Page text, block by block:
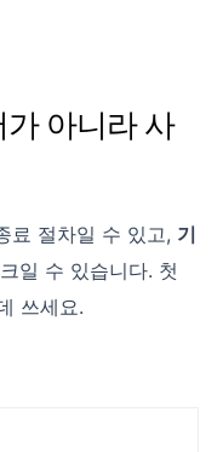
가 아니라 사
료 절차일 수 있고, 기
일 수 있습니다. 첫
쓰세요.